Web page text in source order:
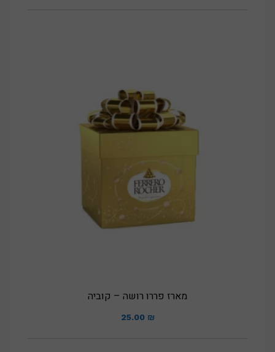
מארז פררו רושה – קוביה
25.00 ₪